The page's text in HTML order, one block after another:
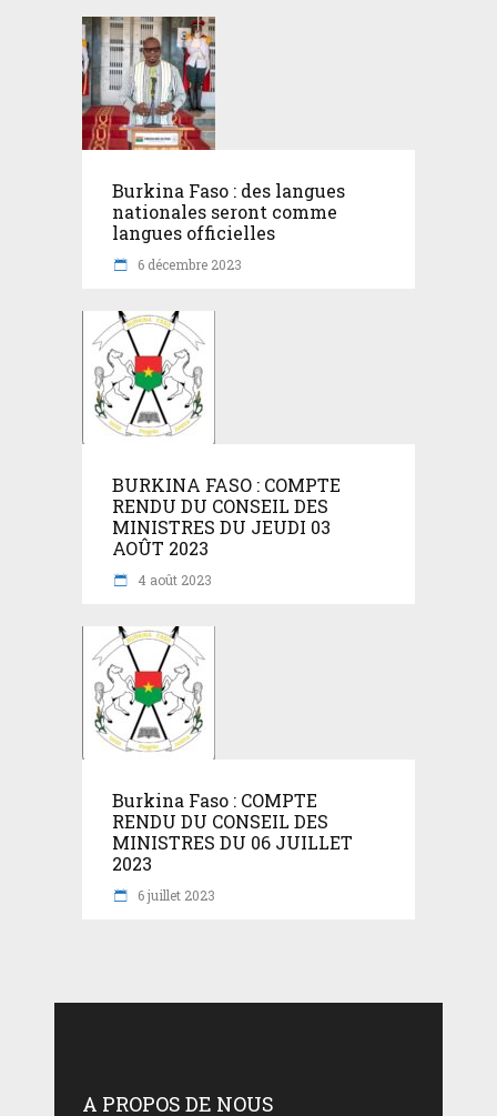
Burkina Faso : des langues
nationales seront comme
langues officielles
6 décembre 2023
BURKINA FASO : COMPTE
RENDU DU CONSEIL DES
MINISTRES DU JEUDI 03
AOÛT 2023
4 août 2023
Burkina Faso : COMPTE
RENDU DU CONSEIL DES
MINISTRES DU 06 JUILLET
2023
6 juillet 2023
A PROPOS DE NOUS